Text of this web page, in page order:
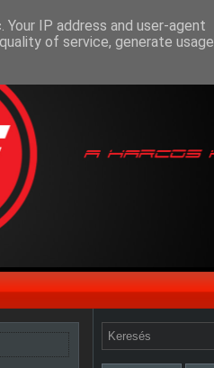
IP address and user-agent
of service, generate usage